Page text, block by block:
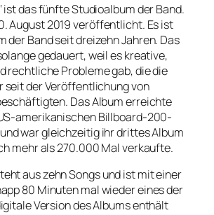
ist das fünfte Studioalbum der Band.
August 2019 veröffentlicht. Es ist
der Band seit dreizehn Jahren. Das
gedauert, weil es kreative,
rechtliche Probleme gab, die die
seit der Veröffentlichung von
Das Album erreichte
amerikanischen Billboard-200-
war gleichzeitig ihr drittes Album
mehr als 270.000 Mal verkaufte.
aus zehn Songs und ist mit einer
80 Minuten mal wieder eines der
Version des Albums enthält